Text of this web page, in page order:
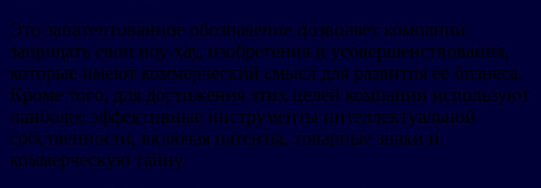
Это запатентованное обозначение позволяет компании
защищать свои ноу-хау, изобретения и усовершенствования,
которые имеют коммерческий смысл для развития ее бизнеса.
Кроме того, для достижения этих целей компании используют
наиболее эффективные инструменты интеллектуальной
собственности, включая патенты, товарные знаки и
коммерческую тайну.